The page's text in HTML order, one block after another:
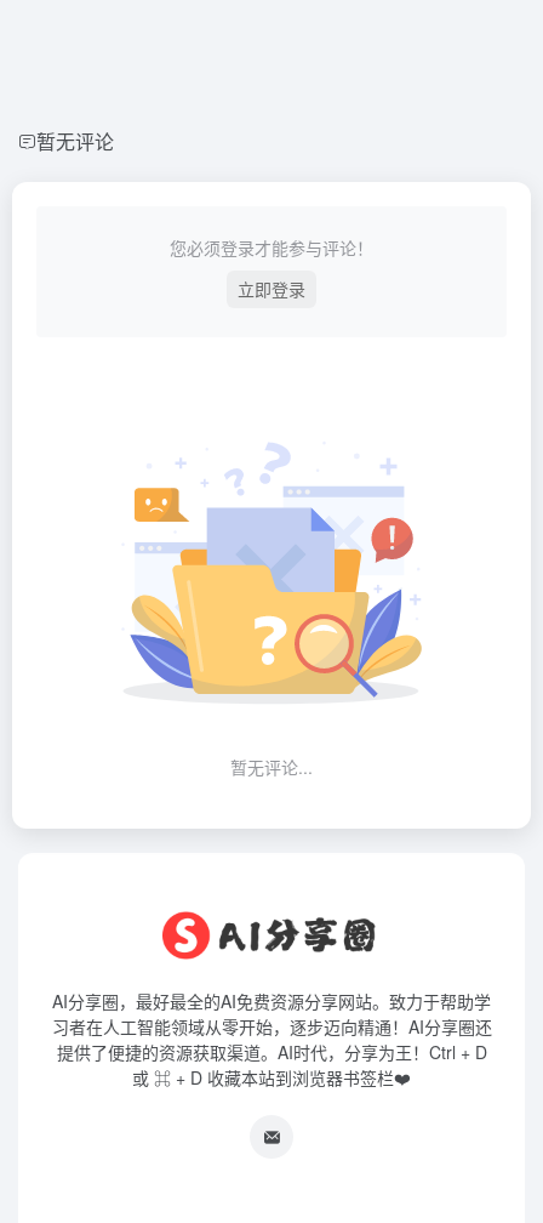
暂无评论
您必须登录才能参与评论！
立即登录
暂无评论...
AI分享圈，最好最全的AI免费资源分享网站。致力于帮助学
习者在人工智能领域从零开始，逐步迈向精通！AI分享圈还
提供了便捷的资源获取渠道。AI时代，分享为王！Ctrl + D
或 ⌘ + D 收藏本站到浏览器书签栏❤️